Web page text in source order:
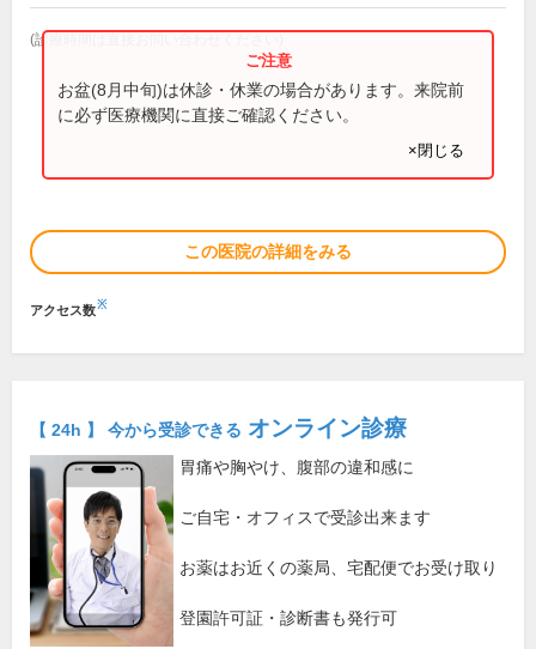
(診療時間は直接お問い合わせください)
お盆(8月中旬)は休診・休業の場合があります。来院前
に必ず医療機関に直接ご確認ください。
×閉じる
この医院の詳細をみる
アクセス数※
【 24h 】 今から受診できる オンライン診療
胃痛や胸やけ、腹部の違和感に
ご自宅・オフィスで受診出来ます
お薬はお近くの薬局、宅配便でお受け取り
登園許可証・診断書も発行可